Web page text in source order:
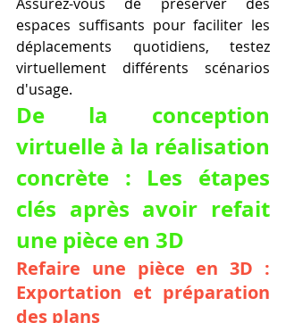
espaces suffisants pour faciliter les
déplacements quotidiens, testez
virtuellement différents scénarios
d'usage.
De la conception
virtuelle à la réalisation
concrète : Les étapes
clés après avoir refait
une pièce en 3D
Refaire une pièce en 3D :
Exportation et préparation
des plans